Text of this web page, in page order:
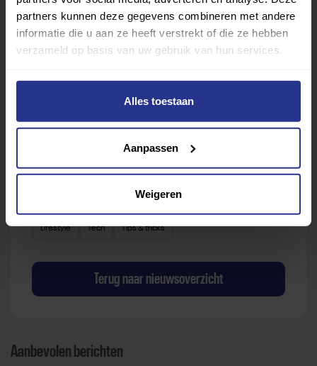
partners kunnen deze gegevens combineren met andere
informatie die u aan ze heeft verstrekt of die ze hebben
verzameld op basis van uw gebruik van hun services.
Alles toestaan
Aanpassen
Weigeren
Met meer dan 4250 sportclubs is er altijd een sport
Verder lezen over
Lifestyle Tech Tips & tricks
Terug naar nieuwsoverzicht
Aanbevolen berichten